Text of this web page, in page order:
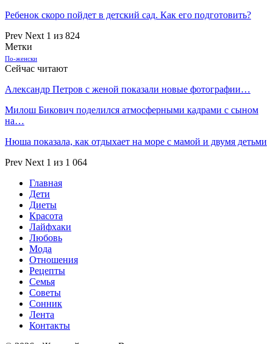
Ребенок скоро пойдет в детский сад. Как его подготовить?
Prev Next 1 из 824
Метки
По-женски
Сейчас читают
Александр Петров с женой показали новые фотографии…
Милош Бикович поделился атмосферными кадрами с сыном
на…
Нюша показала, как отдыхает на море с мамой и двумя детьми
Prev Next 1 из 1 064
Главная
Дети
Диеты
Красота
Лайфхаки
Любовь
Мода
Отношения
Рецепты
Семья
Советы
Сонник
Лента
Контакты